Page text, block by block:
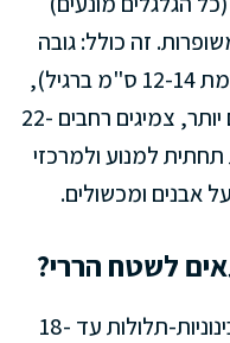
זה כולל: גובה
קרקע מוגבר של 16-20 ס"מ (לעומת 12-14 ס"מ ברגיל),
מתלים מוגברים עם קפיצים חזקים יותר, צמיגים רחבים 22-
תחתית למנוע ולמרכזי
אבנים ומכשולים.
רכב 4×4 חשמלי מתאים לעליות בינוניות-תלולות עד 18-